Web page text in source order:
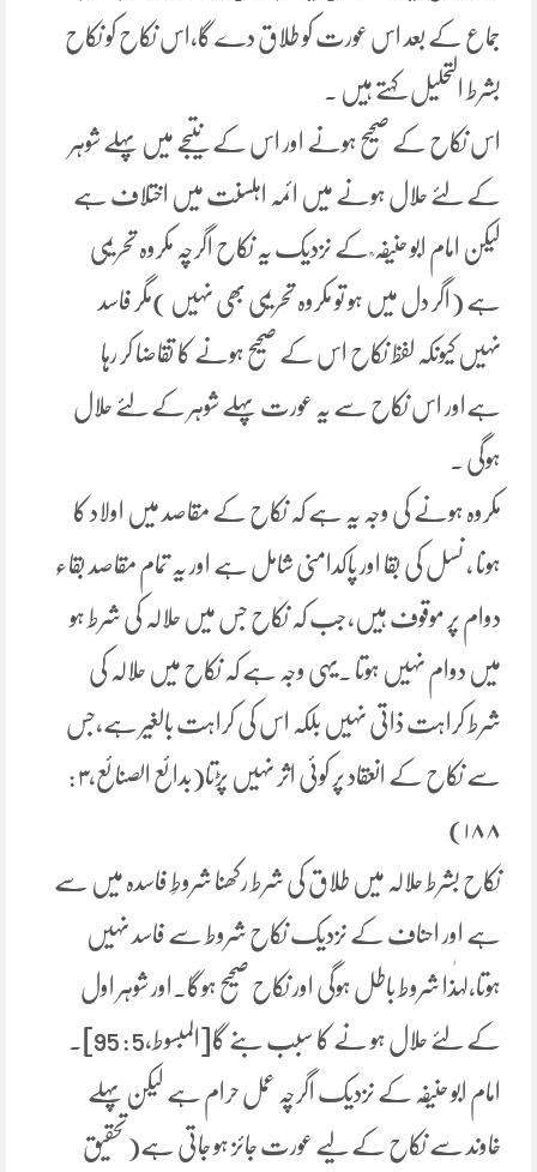
جماع کے بعد اس عورت کو طلاق دے گا،اس نکاح کو نکاح
بشرط التحلیل کہتے ہیں ۔
اس نکاح کے صحیح ہونے اور اس کے نتیجے میں پہلے شوہر
کے لئے حلال ہونے میں ائمہ اہلسنت میں اختلاف ہے
لیکن امام ابو حنیفہ ؒ کے نزدیک یہ نکاح اگرچہ مکروہ تحریمی
ہے (اگر دل میں ہو تو مکروہ تحریمی بھی نہیں )مگر فاسد
نہیں کیونکہ لفظ نکاح اس کے صحیح ہونے کا تقاضا کر رہا
ہےاور اس نکاح سے یہ عورت پہلے شوہر کے لئے حلال
ہوگی ۔
مکروہ ہونے کی وجہ یہ ہے کہ نکاح کے مقاصد میں اولاد کا
ہونا ، نسل کی بقا اور پاکدامنی شامل ہے اور یہ تمام مقاصد بقاء
دوام پر موقوف ہیں،جب کہ نکاح جس میں حلالہ کی شرط ہو
میں دوام نہیں ہوتا ۔یہی وجہ ہے کہ نکاح میں حلالہ کی
شرط کراہت ذاتی نہیں بلکہ اس کی کراہت بالغیر ہے،جس
سے نکاح کے انعقاد پر کوئی اثر نہیں پڑتا(بدائع الصنائع،۳ :
۱۸۸)
نکاح بشرط حلالہ میں طلاق کی شرط رکھنا شروطِ فاسدہ میں سے
ہے اور احناف کے نزدیک نکاح شروط سے فاسد نہیں
ہوتا،لہٰذا شروط باطل ہوگی اور نکاح صحیح ہوگا۔اور شوہر اول
امام ابو حنیفہ کے نزدیک اگرچہ عمل حرام ہے لیکن پہلے
خاوند سے نکاح کے لیے عورت جائز ہو جاتی ہے(تحقیق